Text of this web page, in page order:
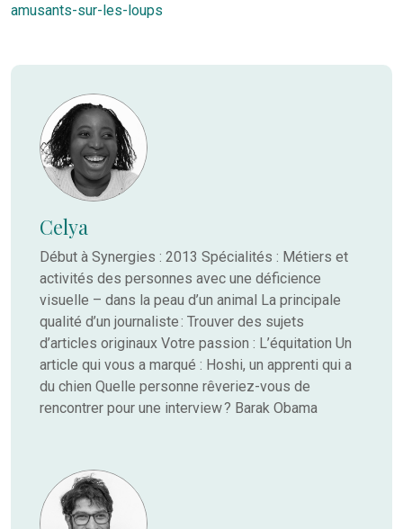
amusants-sur-les-loups
Celya
Début à Synergies : 2013 Spécialités : Métiers et
activités des personnes avec une déficience
visuelle – dans la peau d’un animal La principale
qualité d’un journaliste : Trouver des sujets
d’articles originaux Votre passion : L’équitation Un
article qui vous a marqué : Hoshi, un apprenti qui a
du chien Quelle personne rêveriez-vous de
rencontrer pour une interview ? Barak Obama